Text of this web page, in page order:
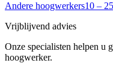
Andere hoogwerkers10 –
Vrijblijvend advies
Onze specialisten helpen u
hoogwerker.